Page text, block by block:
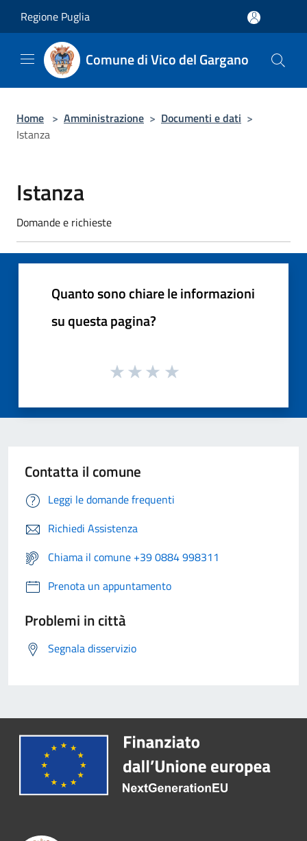
Regione Puglia
Comune di Vico del Gargano
Home > Amministrazione > Documenti e dati >
Istanza
Istanza
Domande e richieste
Quanto sono chiare le informazioni
su questa pagina?
Contatta il comune
Leggi le domande frequenti
Richiedi Assistenza
Chiama il comune +39 0884 998311
Prenota un appuntamento
Problemi in città
Segnala disservizio